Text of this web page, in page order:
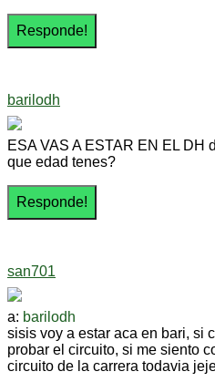
barilodh
ESA VAS A ESTAR EN EL DH
que edad tenes?
san701
a: barilodh
sisis voy a estar aca en bari, si
probar el circuito, si me siento
circuito de la carrera todavia